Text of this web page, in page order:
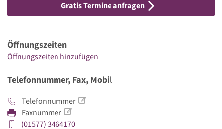
Gratis Termine anfragen
Öffnungszeiten
Öffnungszeiten hinzufügen
Telefonnummer, Fax, Mobil
Telefonnummer
Faxnummer
(01577) 3464170